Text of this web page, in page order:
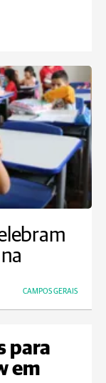
CAMPOS GERAIS
para
em